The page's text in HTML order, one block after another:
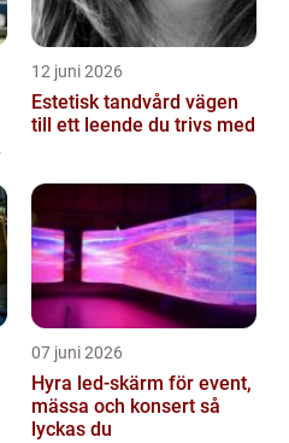
12 juni 2026
Estetisk tandvård vägen
till ett leende du trivs med
07 juni 2026
Hyra led-skärm för event,
mässa och konsert så
lyckas du